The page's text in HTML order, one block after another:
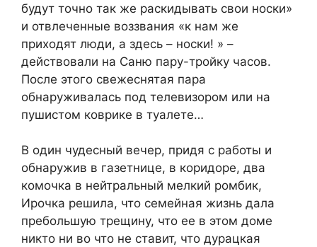
будут точно так же раскидывать свои носки»
и отвлеченные воззвания «к нам же
приходят люди, а здесь – носки! » –
действовали на Саню пару-тройку часов.
После этого свежеснятая пара
обнаруживалась под телевизором или на
пушистом коврике в туалете…
В один чудесный вечер, придя с работы и
обнаружив в газетнице, в коридоре, два
комочка в нейтральный мелкий ромбик,
Ирочка решила, что семейная жизнь дала
пребольшую трещину, что ее в этом доме
никто ни во что не ставит, что дурацкая